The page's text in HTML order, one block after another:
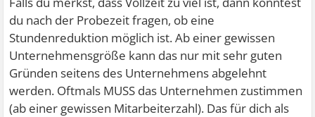
du nach der Probezeit fragen, ob eine
Stundenreduktion möglich ist. Ab einer gewissen
Unternehmensgröße kann das nur mit sehr guten
Gründen seitens des Unternehmens abgelehnt
werden. Oftmals MUSS das Unternehmen zustimmen
(ab einer gewissen Mitarbeiterzahl). Das für dich als